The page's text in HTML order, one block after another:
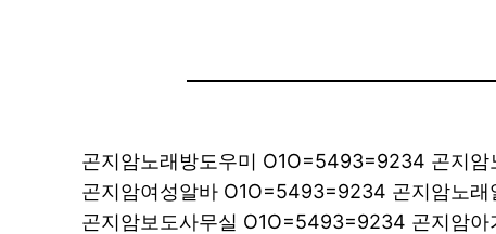
곤지암노래방도우미 O1O=5493=9234 곤지암
곤지암여성알바 O1O=5493=9234 곤지암노래
곤지암보도사무실 O1O=5493=9234 곤지암아